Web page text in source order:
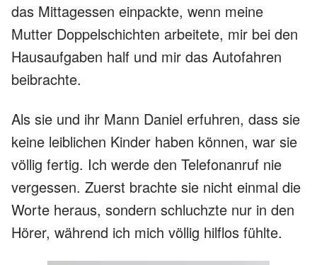
das Mittagessen einpackte, wenn meine
Mutter Doppelschichten arbeitete, mir bei den
Hausaufgaben half und mir das Autofahren
beibrachte.
Als sie und ihr Mann Daniel erfuhren, dass sie
keine leiblichen Kinder haben können, war sie
völlig fertig. Ich werde den Telefonanruf nie
vergessen. Zuerst brachte sie nicht einmal die
Worte heraus, sondern schluchzte nur in den
Hörer, während ich mich völlig hilflos fühlte.